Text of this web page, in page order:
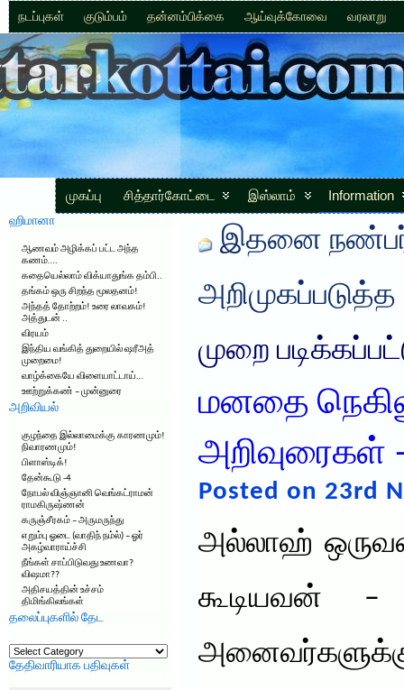
நடப்புகள் குடும்பம் தன்னம்பிக்கை ஆய்வுக்கோவை வரலாறு
முகப்பு சித்தார்கோட்டை இஸ்லாம் Information
ஹிமானா
ஆணவம் அழிக்கப் பட்ட அந்த
கணம்….
கதையெல்லாம் விக்யாதுங்க தம்பி..
தங்கம் ஒரு சிறந்த மூலதனம்!
அந்தத் தோற்றம்! உரை லாவகம்!
அத்துடன் ..
விரயம்
இந்திய வங்கித் துறையில் ஷரீஅத்
முறைமை!
வாழ்க்கையே விளையாட்டாய்…
ஊற்றுக்கண் – முன்னுரை
அறிவியல்
குழந்தை இல்லாமைக்கு காரணமும்!
நிவாரணமும்!
பிளாஸ்டிக்!
தேன்கூடு -4
நோபல் விஞ்ஞானி வெங்கட்ராமன்
ராமகிருஷ்ணன்
கருஞ்சீரகம் – அருமருந்து
எறும்பு ஓடை (வாதிந் நம்ல்) – ஓர்
அகழ்வாராய்ச்சி
நீங்கள் சாப்பிடுவது உணவா?
விஷமா??
அதிசயத்தின் உச்சம்
திமிங்கிலங்கள்
தலைப்புகளில் தேட
தலைப்புகளில்
தேட
தேதிவாரியாக பதிவுகள்
இதனை
அறிமுகப்படுத்த
முறை
மனதை
அறிவுரைகள்
Posted on 23rd
அல்லாஹ்
கூடியவன்